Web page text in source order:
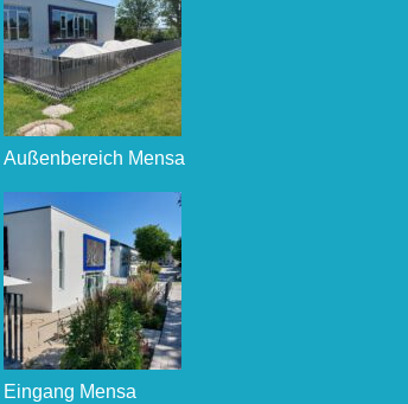
Außenbereich Mensa
Eingang Mensa